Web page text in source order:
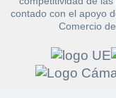
contado con el apoyo
Comercio